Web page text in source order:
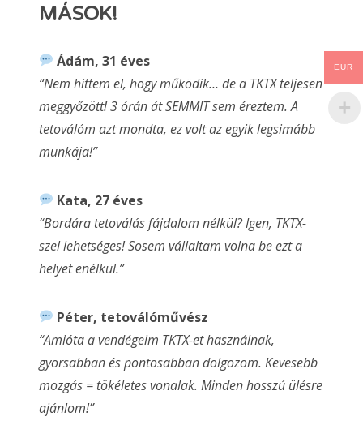
MÁSOK!
Ádám, 31 éves
“Nem hittem el, hogy működik… de a TKTX teljesen
meggyőzött! 3 órán át SEMMIT sem éreztem. A
tetoválóm azt mondta, ez volt az egyik legsimább
munkája!”
Kata, 27 éves
“Bordára tetoválás fájdalom nélkül? Igen, TKTX-
szel lehetséges! Sosem vállaltam volna be ezt a
helyet enélkül.”
Péter, tetoválóművész
“Amióta a vendégeim TKTX-et használnak,
gyorsabban és pontosabban dolgozom. Kevesebb
mozgás = tökéletes vonalak. Minden hosszú ülésre
ajánlom!”
EUR